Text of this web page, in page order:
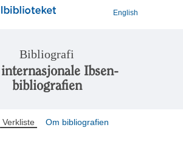
English
Bibliografi
Ibsen-
bibliografien
Verkliste Om bibliografien